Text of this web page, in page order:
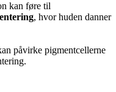
kan føre til
, hvor huden danner
påvirke pigmentcellerne